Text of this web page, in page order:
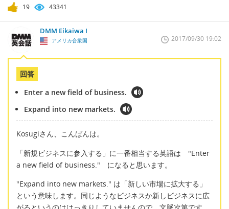
19 43341
DMM Eikaiwa I
アメリカ合衆国 2017/09/30 19:02
回答
Enter a new field of business.
Expand into new markets.
Kosugiさん、こんばんは。
「新規ビジネスに参入する」に一番相当する英語は "Enter
a new field of business." になると思います。
"Expand into new markets." は「新しい市場に拡大する」
という意味します。同じようなビジネスか新しビジネスに広